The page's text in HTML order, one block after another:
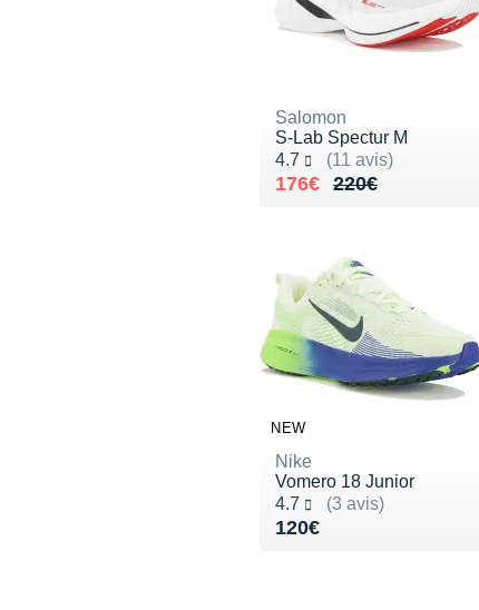
Salomon
S-Lab Spectur M
4.7
(11 avis)
Noté 4.7 sur 5
220€
Au lieu de 220€
176€
Vendu 176€
NEW
Nike
Vomero 18 Junior
4.7
(3 avis)
Noté 4.7 sur 5
120€
Vendu 120€